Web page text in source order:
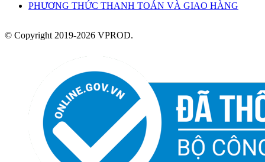
PHƯƠNG THỨC THANH TOÁN VÀ GIAO HÀNG
© Copyright 2019-2026 VPROD.